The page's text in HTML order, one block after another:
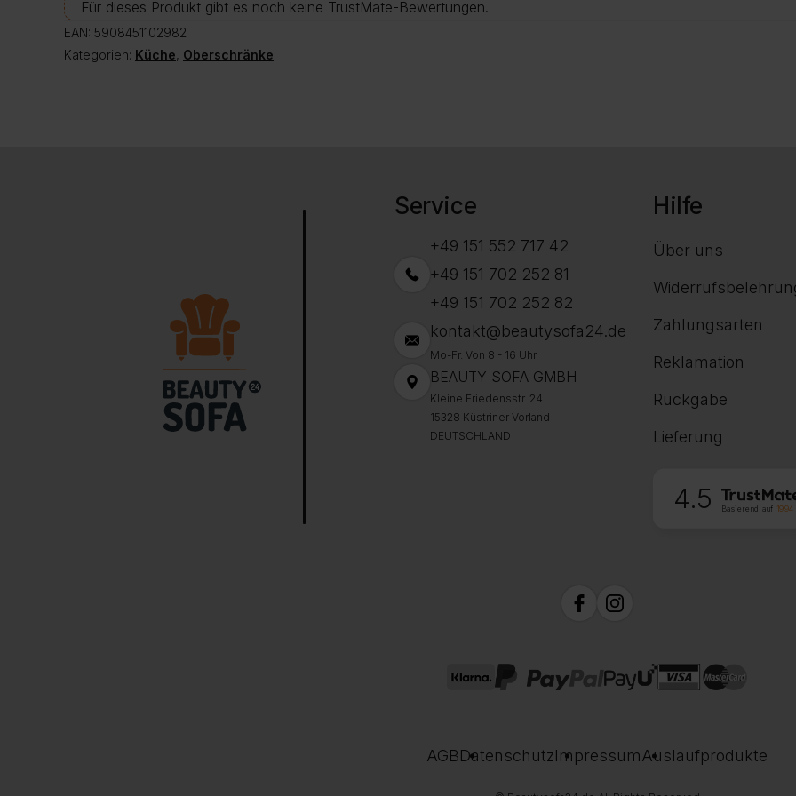
Für dieses Produkt gibt es noch keine TrustMate-Bewertungen.
EAN: 5908451102982
Kategorien: Küche, Oberschränke
Service
+49 151 552 717 42
+49 151 702 252 81
+49 151 702 252 82
kontakt@beautysofa24.de
Mo-Fr. Von 8 - 16 Uhr
BEAUTY SOFA GMBH
Kleine Friedensstr. 24
15328 Küstriner Vorland
DEUTSCHLAND
Hilfe
Über uns
Zahlungsarten
Reklamation
Rückgabe
Lieferung
4.5 Basierend auf 1994
AGBDatenschutzImpressumAuslaufprodukte